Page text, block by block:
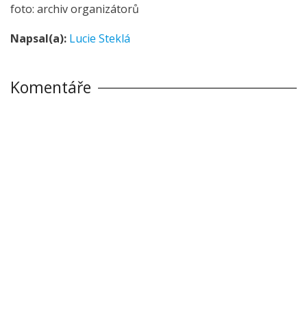
foto: archiv organizátorů
Napsal(a): Lucie Steklá
Komentáře